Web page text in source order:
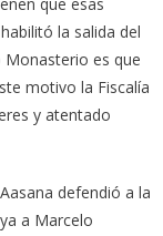
la salida del
Monasterio es que
motivo la Fiscalía
y atentado
defendió a la
a Marcelo